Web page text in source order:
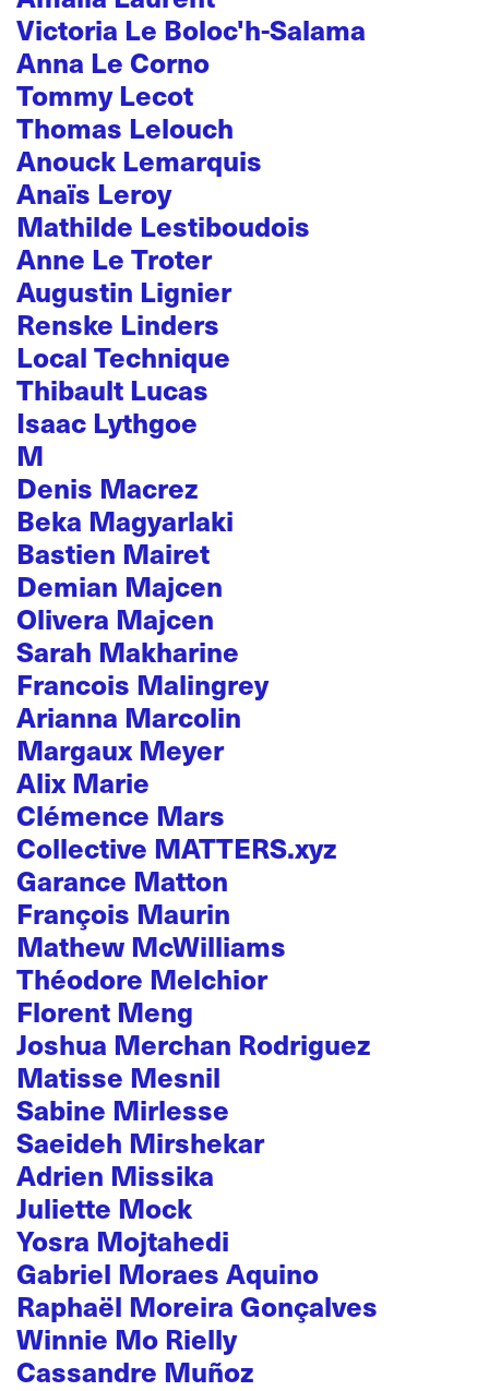
Victoria Le Boloc'h-Salama
Anna Le Corno
Tommy Lecot
Thomas Lelouch
Anouck Lemarquis
Anaïs Leroy
Mathilde Lestiboudois
Anne Le Troter
Augustin Lignier
Renske Linders
Local Technique
Thibault Lucas
Isaac Lythgoe
M
Denis Macrez
Beka Magyarlaki
Bastien Mairet
Demian Majcen
Olivera Majcen
Sarah Makharine
Francois Malingrey
Arianna Marcolin
Margaux Meyer
Alix Marie
Clémence Mars
Collective MATTERS.xyz
Garance Matton
François Maurin
Mathew McWilliams
Théodore Melchior
Florent Meng
Joshua Merchan Rodriguez
Matisse Mesnil
Sabine Mirlesse
Saeideh Mirshekar
Adrien Missika
Juliette Mock
Yosra Mojtahedi
Gabriel Moraes Aquino
Raphaël Moreira Gonçalves
Winnie Mo Rielly
Cassandre Muñoz